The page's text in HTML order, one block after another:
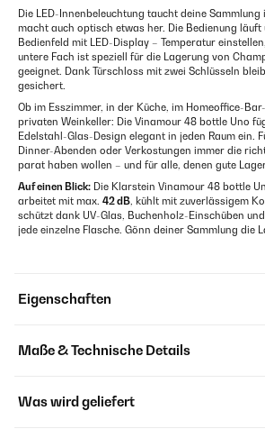
Die LED-Innenbeleuchtung taucht deine
macht auch optisch etwas her. Die Bedienung läuft
Bedienfeld mit LED-Display – Temperatur
untere Fach ist speziell für die Lagerung von
geeignet. Dank Türschloss mit zwei Schlüsseln
gesichert.
Ob im Esszimmer, in der Küche, im Homeoffice-
privaten Weinkeller: Die Vinamour 48 bottle Uno
Edelstahl-Glas-Design elegant in jeden Raum ein.
Dinner-Abenden oder Verkostungen immer die
parat haben wollen – und für alle, denen gute
Auf einen Blick: Die Klarstein Vinamour 48 bottle
arbeitet mit max. 42 dB, kühlt mit zuverlässigem
schützt dank UV-Glas, Buchenholz-Einschüben
jede einzelne Flasche. Gönn deiner Sammlung die
Eigenschaften
Maße & Technische Details
Was wird geliefert